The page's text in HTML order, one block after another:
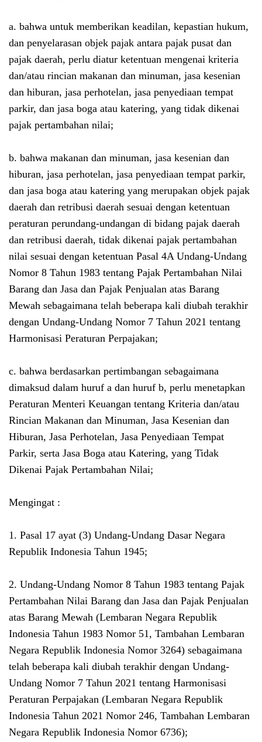
a. bahwa untuk memberikan keadilan, kepastian hukum,
dan penyelarasan objek pajak antara pajak pusat dan
pajak daerah, perlu diatur ketentuan mengenai kriteria
dan/atau rincian makanan dan minuman, jasa kesenian
dan hiburan, jasa perhotelan, jasa penyediaan tempat
parkir, dan jasa boga atau katering, yang tidak dikenai
pajak pertambahan nilai;
b. bahwa makanan dan minuman, jasa kesenian dan
hiburan, jasa perhotelan, jasa penyediaan tempat parkir,
dan jasa boga atau katering yang merupakan objek pajak
daerah dan retribusi daerah sesuai dengan ketentuan
peraturan perundang-undangan di bidang pajak daerah
dan retribusi daerah, tidak dikenai pajak pertambahan
nilai sesuai dengan ketentuan Pasal 4A Undang-Undang
Nomor 8 Tahun 1983 tentang Pajak Pertambahan Nilai
Barang dan Jasa dan Pajak Penjualan atas Barang
Mewah sebagaimana telah beberapa kali diubah terakhir
dengan Undang-Undang Nomor 7 Tahun 2021 tentang
Harmonisasi Peraturan Perpajakan;
c. bahwa berdasarkan pertimbangan sebagaimana
dimaksud dalam huruf a dan huruf b, perlu menetapkan
Peraturan Menteri Keuangan tentang Kriteria dan/atau
Rincian Makanan dan Minuman, Jasa Kesenian dan
Hiburan, Jasa Perhotelan, Jasa Penyediaan Tempat
Parkir, serta Jasa Boga atau Katering, yang Tidak
Dikenai Pajak Pertambahan Nilai;
Mengingat :
1. Pasal 17 ayat (3) Undang-Undang Dasar Negara
Republik Indonesia Tahun 1945;
2. Undang-Undang Nomor 8 Tahun 1983 tentang Pajak
Pertambahan Nilai Barang dan Jasa dan Pajak Penjualan
atas Barang Mewah (Lembaran Negara Republik
Indonesia Tahun 1983 Nomor 51, Tambahan Lembaran
Negara Republik Indonesia Nomor 3264) sebagaimana
telah beberapa kali diubah terakhir dengan Undang-
Undang Nomor 7 Tahun 2021 tentang Harmonisasi
Peraturan Perpajakan (Lembaran Negara Republik
Indonesia Tahun 2021 Nomor 246, Tambahan Lembaran
Negara Republik Indonesia Nomor 6736);